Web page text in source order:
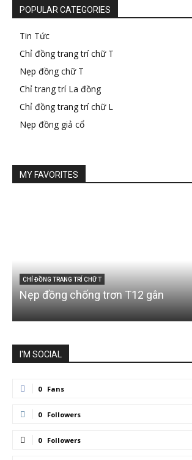
POPULAR CATEGORIES
Tin Tức
Chỉ đồng trang trí chữ T
Nẹp đồng chữ T
Chỉ trang trí La đồng
Chỉ đồng trang trí chữ L
Nẹp đồng giả cổ
MY FAVORITES
CHỈ ĐỒNG TRANG TRÍ CHỮ T
Nẹp đồng chống trơn T12 gân
I'M SOCIAL
0 Fans
0 Followers
0 Followers